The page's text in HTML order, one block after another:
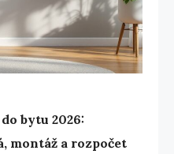
bytu 2026:
montáž a rozpočet